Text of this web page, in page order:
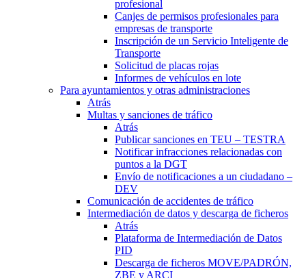
profesional
Canjes de permisos profesionales para
empresas de transporte
Inscripción de un Servicio Inteligente de
Transporte
Solicitud de placas rojas
Informes de vehículos en lote
Para ayuntamientos y otras administraciones
Atrás
Multas y sanciones de tráfico
Atrás
Publicar sanciones en TEU – TESTRA
Notificar infracciones relacionadas con
puntos a la DGT
Envío de notificaciones a un ciudadano –
DEV
Comunicación de accidentes de tráfico
Intermediación de datos y descarga de ficheros
Atrás
Plataforma de Intermediación de Datos
PID
Descarga de ficheros MOVE/PADRÓN,
ZBE y ARCI